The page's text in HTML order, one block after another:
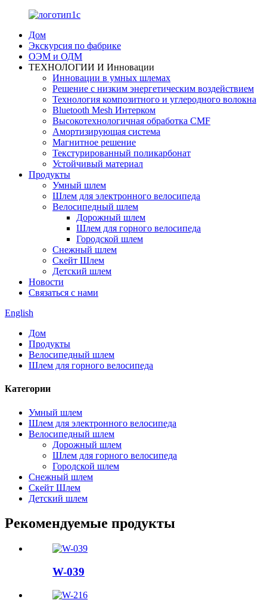
Дом
Экскурсия по фабрике
ОЭМ и ОДМ
ТЕХНОЛОГИИ И Инновации
Инновации в умных шлемах
Решение с низким энергетическим воздействием
Технология композитного и углеродного волокна
Bluetooth Mesh Интерком
Высокотехнологичная обработка CMF
Амортизирующая система
Магнитное решение
Текстурированный поликарбонат
Устойчивый материал
Продукты
Умный шлем
Шлем для электронного велосипеда
Велосипедный шлем
Дорожный шлем
Шлем для горного велосипеда
Городской шлем
Снежный шлем
Скейт Шлем
Детский шлем
Новости
Связаться с нами
English
Дом
Продукты
Велосипедный шлем
Шлем для горного велосипеда
Категории
Умный шлем
Шлем для электронного велосипеда
Велосипедный шлем
Дорожный шлем
Шлем для горного велосипеда
Городской шлем
Снежный шлем
Скейт Шлем
Детский шлем
Рекомендуемые продукты
W-039